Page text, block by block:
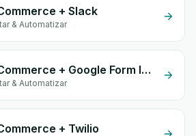
+ Slack
& Automatizar
WooCommerce + Google Form Integration
& Automatizar
+ Twilio